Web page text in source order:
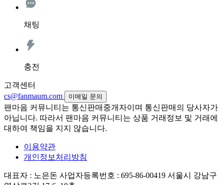
채팅
충전
고객센터
cs@fanmaum.com
이메일 문의
팬마음 커뮤니티는 통신판매중개자이며 통신판매의 당사자가
아닙니다. 따라서 팬마음 커뮤니티는 상품 거래정보 및 거래에
대하여 책임을 지지 않습니다.
이용약관
개인정보처리방침
대표자 : 노은돈 사업자등록번호 : 695-86-00419 서울시 강남구